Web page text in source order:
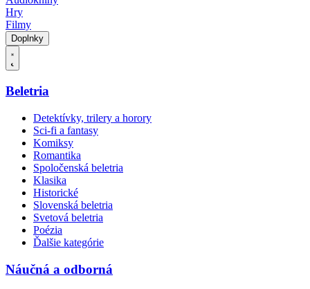
Hry
Filmy
Doplnky
Beletria
Detektívky, trilery a horory
Sci-fi a fantasy
Komiksy
Romantika
Spoločenská beletria
Klasika
Historické
Slovenská beletria
Svetová beletria
Poézia
Ďalšie kategórie
Náučná a odborná